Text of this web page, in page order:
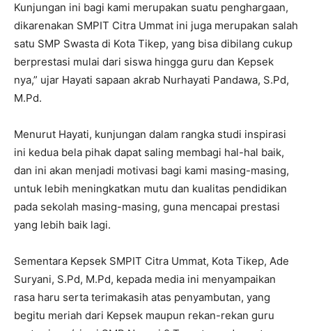
Kunjungan ini bagi kami merupakan suatu penghargaan,
dikarenakan SMPIT Citra Ummat ini juga merupakan salah
satu SMP Swasta di Kota Tikep, yang bisa dibilang cukup
berprestasi mulai dari siswa hingga guru dan Kepsek
nya,” ujar Hayati sapaan akrab Nurhayati Pandawa, S.Pd,
M.Pd.
Menurut Hayati, kunjungan dalam rangka studi inspirasi
ini kedua bela pihak dapat saling membagi hal-hal baik,
dan ini akan menjadi motivasi bagi kami masing-masing,
untuk lebih meningkatkan mutu dan kualitas pendidikan
pada sekolah masing-masing, guna mencapai prestasi
yang lebih baik lagi.
Sementara Kepsek SMPIT Citra Ummat, Kota Tikep, Ade
Suryani, S.Pd, M.Pd, kepada media ini menyampaikan
rasa haru serta terimakasih atas penyambutan, yang
begitu meriah dari Kepsek maupun rekan-rekan guru